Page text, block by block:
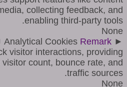
collecting feedback, and
enabling third-party tools.
None
►
Analytical Cookies Remark
visitor interactions, providing
count, bounce rate, and
traffic sources.
None